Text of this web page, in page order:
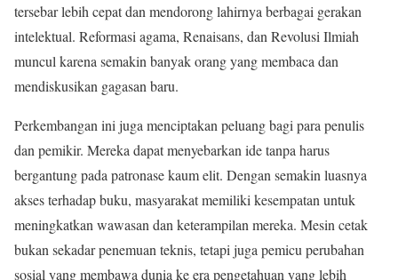
tersebar lebih cepat dan mendorong lahirnya berbagai gerakan
intelektual. Reformasi agama, Renaisans, dan Revolusi Ilmiah
muncul karena semakin banyak orang yang membaca dan
mendiskusikan gagasan baru.
Perkembangan ini juga menciptakan peluang bagi para penulis
dan pemikir. Mereka dapat menyebarkan ide tanpa harus
bergantung pada patronase kaum elit. Dengan semakin luasnya
akses terhadap buku, masyarakat memiliki kesempatan untuk
meningkatkan wawasan dan keterampilan mereka. Mesin cetak
bukan sekadar penemuan teknis, tetapi juga pemicu perubahan
sosial yang membawa dunia ke era pengetahuan yang lebih